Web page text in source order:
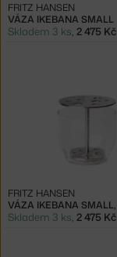
VÁZA IKEBANA SMALL
FRITZ HANSEN
Skladem 3 ks, 2 475 Kč
FRITZ HANSEN
Skladem 3 ks, 2 475 Kč